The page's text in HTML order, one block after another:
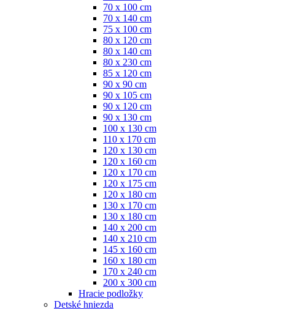
70 x 100 cm
70 x 140 cm
75 x 100 cm
80 x 120 cm
80 x 140 cm
80 x 230 cm
85 x 120 cm
90 x 90 cm
90 x 105 cm
90 x 120 cm
90 x 130 cm
100 x 130 cm
110 x 170 cm
120 x 130 cm
120 x 160 cm
120 x 170 cm
120 x 175 cm
120 x 180 cm
130 x 170 cm
130 x 180 cm
140 x 200 cm
140 x 210 cm
145 x 160 cm
160 x 180 cm
170 x 240 cm
200 x 300 cm
Hracie podložky
Detské hniezda